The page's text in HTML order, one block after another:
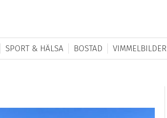
SPORT & HÄLSA BOSTAD VIMMELBILDER